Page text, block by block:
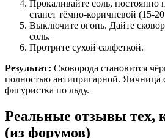
Прокаливайте соль, постоянно
станет тёмно-коричневой (15-
Выключите огонь. Дайте
соль.
Протрите сухой салфеткой.
Результат: Сковорода становится
полностью антипригарной. Яичница
фигуристка по льду.
Реальные отзывы тех,
(из форумов)